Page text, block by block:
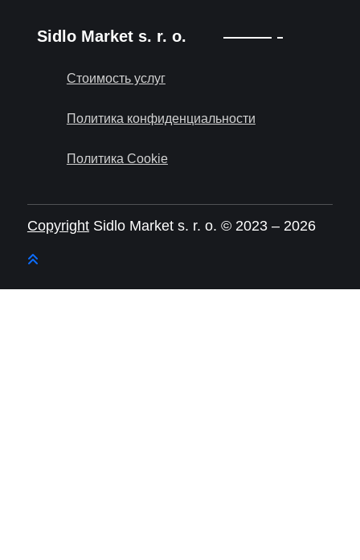
Sidlo Market s. r. o.
Стоимость услуг
Политика конфиденциальности
Политика Cookie
Copyright Sidlo Market s. r. o. © 2023 – 2026
Return